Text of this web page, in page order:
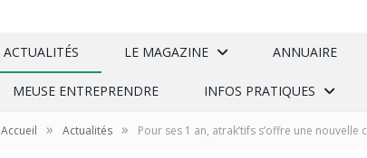
ACTUALITÉS LE MAGAZINE ANNUAIRE
MEUSE ENTREPRENDRE INFOS PRATIQUES
Accueil » Actualités » Pour ses 1 an, atrak’tifs s’offre une nouvelle